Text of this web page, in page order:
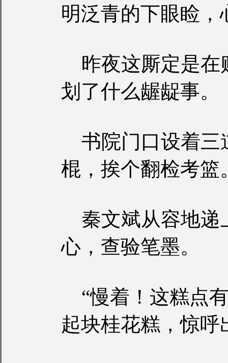
明泛青的下眼睑，
昨夜这厮定是在
划了什么龌龊事。
书院门口设着三
棍，挨个翻检考篮
秦文斌从容地递
心，查验笔墨。
“慢着！这糕点
起块桂花糕，惊呼